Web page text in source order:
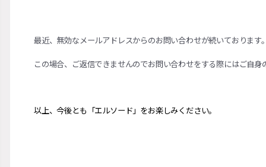
最近、無効なメールアドレスからのお問い合わせが続いております
この場合、ご返信できませんのでお問い合わせをする際にはご自
以上、今後とも「エルソー ド」をお楽しみください。